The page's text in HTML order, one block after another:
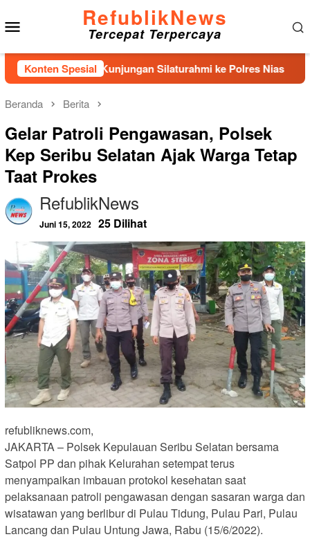
ke
konten
RefublikNews
Tercepat Terpercaya
Konten Spesial
Kunjungan Silaturahmi ke Polres Nias KDS
Beranda Berita
Gelar Patroli Pengawasan, Polsek
Kep Seribu Selatan Ajak Warga Tetap
Taat Prokes
RefublikNews
Juni 15, 2022 25 Dilihat
refubliknews.com,
JAKARTA – Polsek Kepulauan Seribu Selatan bersama
Satpol PP dan pihak Kelurahan setempat terus
menyampaikan imbauan protokol kesehatan saat
pelaksanaan patroli pengawasan dengan sasaran warga dan
wisatawan yang berlibur di Pulau Tidung, Pulau Pari, Pulau
Lancang dan Pulau Untung Jawa, Rabu (15/6/2022).